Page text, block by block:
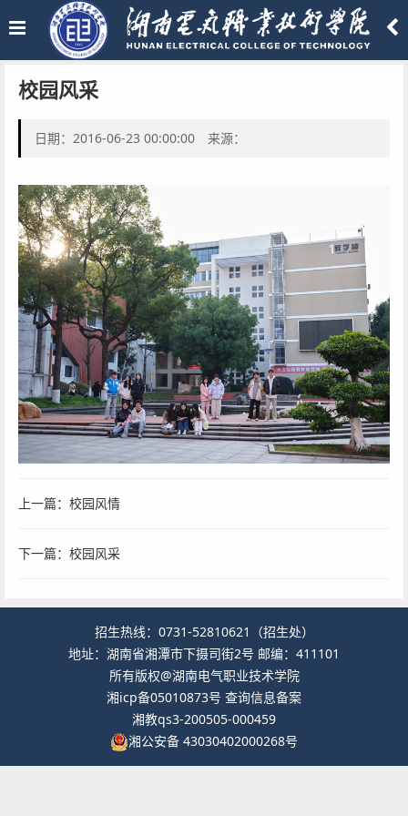
校园风采
日期：2016-06-23 00:00:00 来源：
上一篇： 校园风情
下一篇： 校园风采
招生热线：0731-52810621（招生处）
地址：湖南省湘潭市下摄司街2号 邮编：411101
所有版权@湖南电气职业技术学院
湘icp备05010873号 查询信息备案
湘教qs3-200505-000459
湘公安备 43030402000268号